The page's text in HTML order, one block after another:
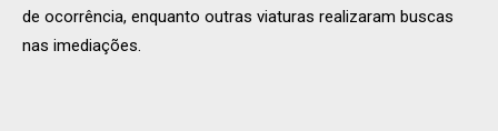
de ocorrência, enquanto outras viaturas realizaram buscas
nas imediações.